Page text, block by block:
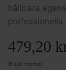
hållbara
professionella
479,20
(Exkl. moms)